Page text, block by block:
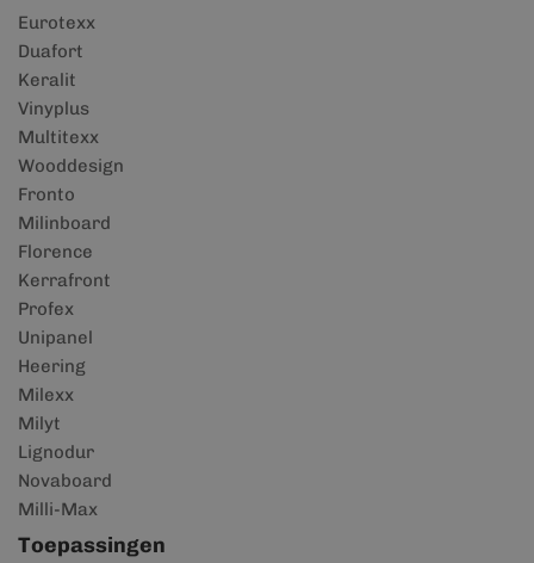
Eurotexx
Duafort
Keralit
Vinyplus
Multitexx
Wooddesign
Fronto
Milinboard
Florence
Kerrafront
Profex
Unipanel
Heering
Milexx
Milyt
Lignodur
Novaboard
Milli-Max
Toepassingen